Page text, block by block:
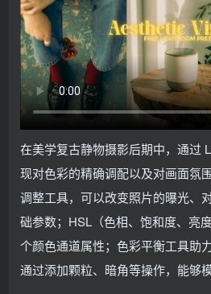
在美学复古静物摄影后期中，通过
现对色彩的精确调配以及对画面氛
调整工具，可以改变照片的曝光、
础参数；HSL（色相、饱和度、亮
个颜色通道属性；色彩平衡工具助
通过添加颗粒、暗角等操作，能够